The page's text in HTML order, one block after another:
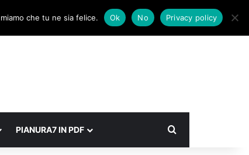
Facebook
X Instagram
AccediUn articolo a caso
Barra laterale
PIANURA7 IN PDF Cerca
che tu ne sia felice. Ok No Privacy policy